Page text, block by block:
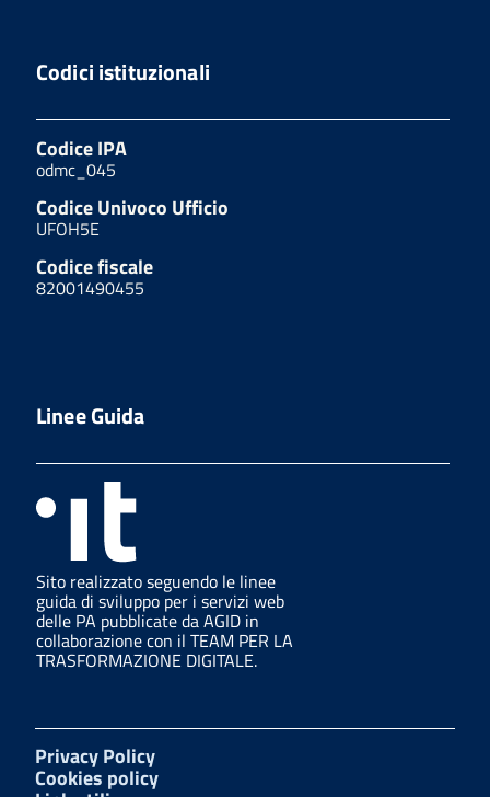
Codici istituzionali
Codice IPA
odmc_045
Codice Univoco Ufficio
UFOH5E
Codice fiscale
82001490455
Linee Guida
Sito realizzato seguendo le linee
guida di sviluppo per i servizi web
delle PA pubblicate da AGID in
collaborazione con il TEAM PER LA
TRASFORMAZIONE DIGITALE.
Privacy Policy
Cookies policy